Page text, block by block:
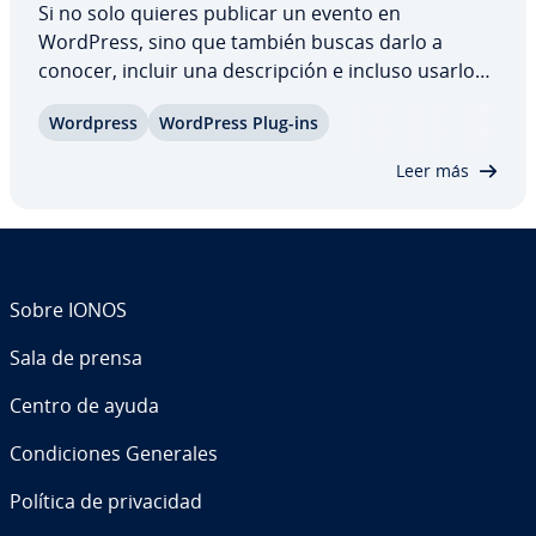
Si no solo quieres publicar un evento en
WordPress, sino que también buscas darlo a
conocer, incluir una de­s­cri­p­ción e incluso usarlo
plugin para eventos de WordPress adecuado.
Wordpress WordPress Plug-ins
Leer más
Sobre IONOS
Sala de prensa
Centro de ayuda
Co­n­di­cio­nes Generales
Política de pri­va­ci­dad